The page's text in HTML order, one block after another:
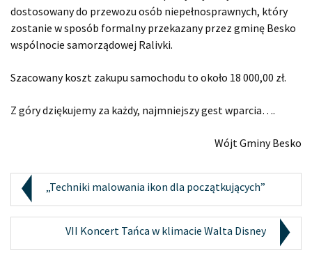
dostosowany do przewozu osób niepełnosprawnych, który
zostanie w sposób formalny przekazany przez gminę Besko
wspólnocie samorządowej Ralivki.
Szacowany koszt zakupu samochodu to około 18 000,00 zł.
Z góry dziękujemy za każdy, najmniejszy gest wparcia….
Wójt Gminy Besko
„Techniki malowania ikon dla początkujących”
VII Koncert Tańca w klimacie Walta Disney